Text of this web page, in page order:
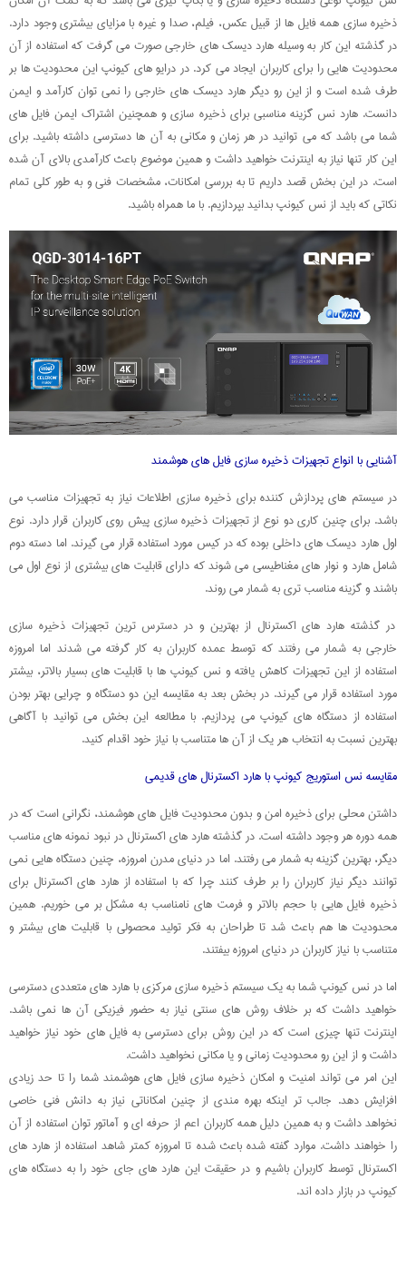
ذخیره سازی همه فایل ها از قبیل عکس، فیلم، صدا و غیره با مزایای بیشتری وجود دارد.
در گذشته این کار به وسیله هارد دیسک های خارجی صورت می گرفت که استفاده از آن
محدودیت هایی را برای کاربران ایجاد می کرد. در درایو های کیونپ این محدودیت ها بر
طرف شده است و از این رو دیگر هارد دیسک های خارجی را نمی توان کارآمد و ایمن
دانست. هارد نس گزینه مناسبی برای ذخیره سازی و همچنین اشتراک ایمن فایل های
شما می باشد که می توانید در هر زمان و مکانی به آن ها دسترسی داشته باشید. برای
این کار تنها نیاز به اینترنت خواهید داشت و همین موضوع باعث کارآمدی بالای آن شده
است. در این بخش قصد داریم تا به بررسی امکانات، مشخصات فنی و به طور کلی تمام
نکاتی که باید از نس کیونپ بدانید بپردازیم. با ما همراه باشید.
آشنایی با انواع تجهیزات ذخیره سازی فایل های هوشمند
در سیستم های پردازش کننده برای ذخیره سازی اطلاعات نیاز به تجهیزات مناسب می
باشد. برای چنین کاری دو نوع از تجهیزات ذخیره سازی پیش روی کاربران قرار دارد. نوع
اول هارد دیسک های داخلی بوده که در کیس مورد استفاده قرار می گیرند‌‌. اما دسته دوم
شامل هارد و نوار های مغناطیسی می شوند که دارای قابلیت های بیشتری از نوع اول می
باشند و گزینه مناسب تری به شمار می روند.
در گذشته هارد های اکسترنال از بهترین و در دسترس ترین تجهیزات ذخیره سازی
خارجی به شمار می رفتند که توسط عمده کاربران به کار گرفته می شدند اما امروزه
استفاده از این تجهیزات کاهش یافته و نس کیونپ ها با قابلیت های بسیار بالاتر، بیشتر
مورد استفاده قرار می گیرند. در بخش بعد به مقایسه این دو دستگاه و چرایی بهتر بودن
استفاده از دستگاه های کیونپ می پردازیم. با مطالعه این بخش می توانید با آگاهی
بهترین نسبت به انتخاب هر یک از آن ها متناسب با نیاز خود اقدام کنید‌.
مقایسه نس استوریج کیونپ با هارد اکسترنال های قدیمی
داشتن محلی برای ذخیره امن و بدون محدودیت فایل های هوشمند، نگرانی است که در
همه دوره هر وجود داشته است. در گذشته هارد های اکسترنال در نبود نمونه های مناسب
دیگر، بهترین گزینه به شمار می رفتند. اما در دنیای مدرن امروزه، چنین دستگاه هایی نمی
توانند دیگر نیاز کاربران را بر طرف کنند چرا که با استفاده از هارد های اکسترنال برای
ذخیره فایل هایی با حجم بالاتر و فرمت های نامناسب به مشکل بر می خوریم. همین
محدودیت ها هم باعث شد تا طراحان به فکر تولید محصولی با قابلیت های بیشتر و
متناسب با نیاز کاربران در دنیای امروزه بیفتند.
اما در نس کیونپ شما به یک سیستم ذخیره سازی مرکزی با هارد های متعددی دسترسی
خواهید داشت که بر خلاف روش های سنتی نیاز به حضور فیزیکی آن ها نمی باشد.
اینترنت تنها چیزی است که در این روش برای دسترسی به فایل های خود نیاز خواهید
داشت و از این رو محدودیت زمانی و یا مکانی نخواهید داشت.
این امر می تواند امنیت و امکان ذخیره سازی فایل های هوشمند شما را تا حد زیادی
افزایش دهد. جالب تر اینکه بهره مندی از چنین امکاناتی نیاز به دانش فنی خاصی
نخواهد داشت و به همین دلیل همه کاربران اعم از حرفه ای و آماتور توان استفاده از آن
را خواهند داشت. موارد گفته شده باعث شده تا امروزه کمتر شاهد استفاده از هارد های
اکسترنال توسط کاربران باشیم و در حقیقت این هارد های جای خود را به دستگاه های
کیونپ در بازار داده اند.